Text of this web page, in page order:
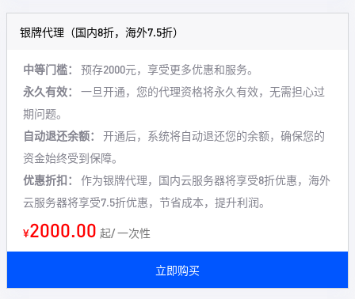
银牌代理（国内8折，海外7.5折）
中等门槛：
预存2000元，享受更多优惠和服务。
永久有效：
一旦开通，您的代理资格将永久有效，无需担心过
期问题。
自动退还余额：
开通后，系统将自动退还您的余额，确保您的
资金始终受到保障。
优惠折扣：
作为银牌代理，国内云服务器将享受8折优惠，海外
云服务器将享受7.5折优惠，节省成本，提升利润。
¥2000.00 起/ 一次性
立即购买